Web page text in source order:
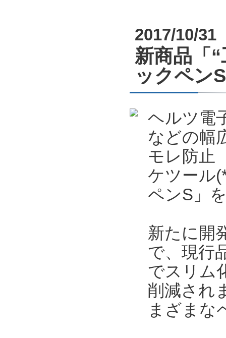
2017/10/31
新商品「
ックペン
ヘルツ電
などの幅
モレ防止
ケツール
ペンS」
新たに開
で、現行
でスリム
削減され
まざまな